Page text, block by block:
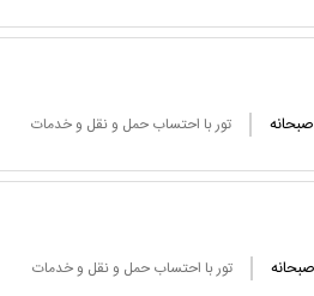
صبحانه تور با احتساب حمل و نقل و خدمات
صبحانه تور با احتساب حمل و نقل و خدمات